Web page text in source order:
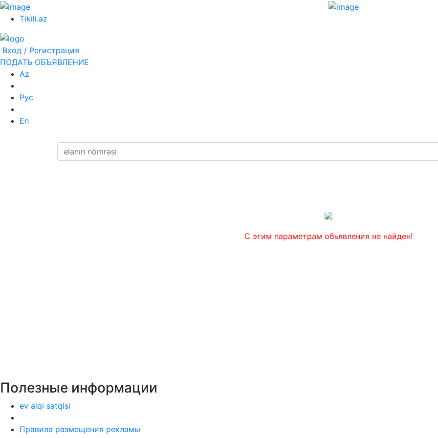
Tikili.az
Вход / Регистрация
ПОДАТЬ ОБЪЯВЛЕНИЕ
Az
Рус
En
С этим параметрам объявления не найден!
Полезные информации
ev alqi satqisi
Правила размещения рекламы